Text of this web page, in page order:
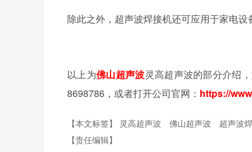
除此之外，超声波焊接机还可应用于家电
以上为佛山超声波灵高超声波的部分介绍
8698786，或者打开公司官网： https://
【本文标签】 灵高超声波 佛山超声波 超声波
【责任编辑】